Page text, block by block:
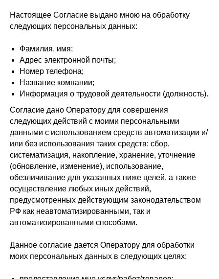
Настоящее Согласие выдано мною на обработку
следующих персональных данных:
Фамилия, имя;
Адрес электронной почты;
Номер телефона;
Название компании;
Информация о трудовой деятельности (должность).
Согласие дано Оператору для совершения
следующих действий с моими персональными
данными с использованием средств автоматизации и/
или без использования таких средств: сбор,
систематизация, накопление, хранение, уточнение
(обновление, изменение), использование,
обезличивание для указанных ниже целей, а также
осуществление любых иных действий,
предусмотренных действующим законодательством
РФ как неавтоматизированными, так и
автоматизированными способами.
Данное согласие дается Оператору для обработки
моих персональных данных в следующих целях: